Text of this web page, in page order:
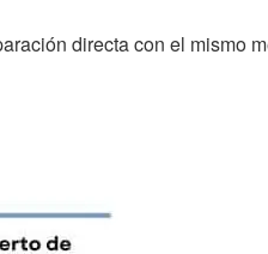
directa con el mismo